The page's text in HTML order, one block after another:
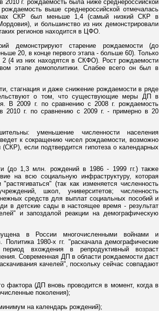
2010 г. рождаемость была ниже среднероссийской
выше среднероссийской отмечалась
СКР был меньше 1,4 (самый низкий СКР в
и большинство из них демонстрировали
регионов находится в ЦФО.
демонстрируют старение рождаемости (до
20, в конце первого этапа - больше 60). Только
(4 из них находятся в СКФО). Рост рождаемости
этапе демополитики. Слабее всего он был в
стагнация и даже снижение рождаемости в ряде
о том, что существующие меры ДП в
В 2009 г. по сравнению с 2008 г. рождаемость
2010 г. по сравнению с 2009 г. - примерно в 20
уменьшение численности населения
ведет к сокращению чисел рождаемости, возможно
если подтвердится гипотеза о календарных
(до 1,3 млн. рождений в 1986 - 1999 гг.) также
на всю социальную инфраструктуру, которая
(так как изменяется численность
школ, университетов; численность
средств для выплат социальных пособий и
в детские сады в настоящее время - результат
и запоздалой реакции на демографическую
в России многочисленными войнами и
1980-х гг. "раскачала демографические
вхождения в репродуктивный возраст
Современная ДП в области рождаемости даст
качелей", поскольку сейчас совпадают
фактора (ДП вновь проводится в момент, когда в
поколения);
на календарь рождений);